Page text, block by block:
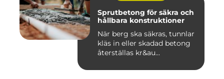
Sprutbetong för säkra och
hållbara konstruktioner
När berg ska säkras, tunnlar
kläs in eller skadad betong
återställas kr&au...